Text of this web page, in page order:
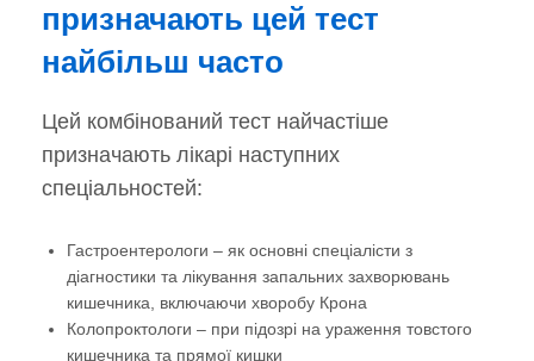
призначають цей тест
найбільш часто
Цей комбінований тест найчастіше
призначають лікарі наступних
спеціальностей:
Гастроентерологи – як основні спеціалісти з
діагностики та лікування запальних захворювань
кишечника, включаючи хворобу Крона
Колопроктологи – при підозрі на ураження товстого
кишечника та прямої кишки